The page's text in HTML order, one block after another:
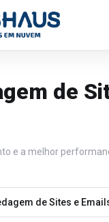
de
e a melhor
de Sites e